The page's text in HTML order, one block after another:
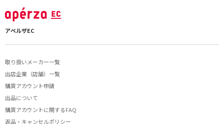
アペルザEC
取り扱いメーカー一覧
出店企業（店舗）一覧
購買アカウント申請
出品について
購買アカウントに関するFAQ
返品・キャンセルポリシー